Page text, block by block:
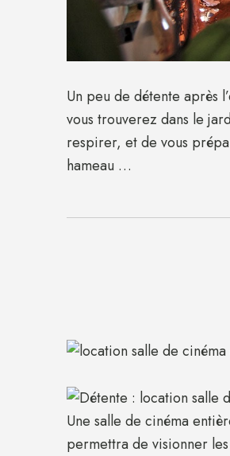
Un peu de détente après
vous trouverez dans le
respirer, et de vous
hameau …
Une salle de cinéma
permettra de visionner